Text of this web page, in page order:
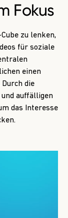
Fokus
zu lenken,
für soziale
einen
die
auffälligen
das Interesse